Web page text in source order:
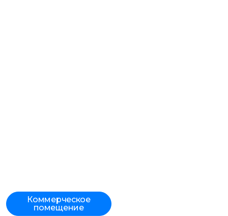
Коммерческое
помещение